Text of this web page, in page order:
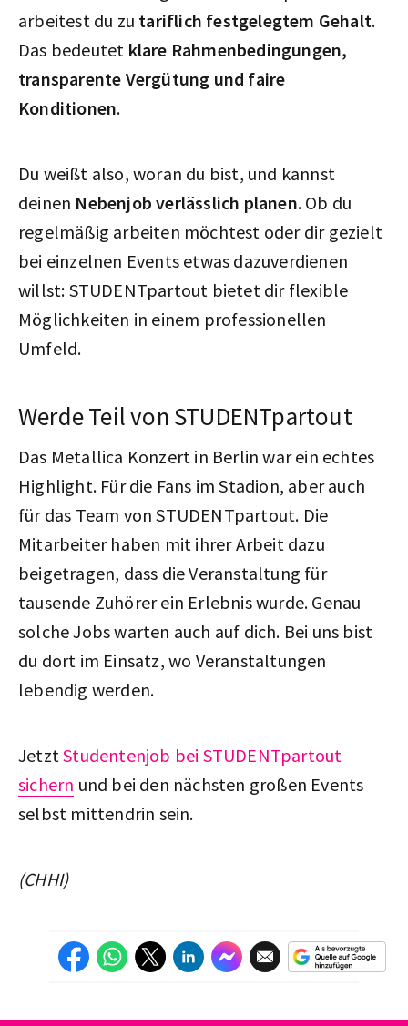
arbeitest du zu tariflich festgelegtem Gehalt.
Das bedeutet klare Rahmenbedingungen,
transparente Vergütung und faire
Konditionen.
Du weißt also, woran du bist, und kannst
deinen Nebenjob verlässlich planen. Ob du
regelmäßig arbeiten möchtest oder dir gezielt
bei einzelnen Events etwas dazuverdienen
willst: STUDENTpartout bietet dir flexible
Möglichkeiten in einem professionellen
Umfeld.
Werde Teil von STUDENTpartout
Das Metallica Konzert in Berlin war ein echtes
Highlight. Für die Fans im Stadion, aber auch
für das Team von STUDENTpartout. Die
Mitarbeiter haben mit ihrer Arbeit dazu
beigetragen, dass die Veranstaltung für
tausende Zuhörer ein Erlebnis wurde. Genau
solche Jobs warten auch auf dich. Bei uns bist
du dort im Einsatz, wo Veranstaltungen
lebendig werden.
JetztStudentenjob bei STUDENTpartout
sichern und bei den nächsten großen Events
selbst mittendrin sein.
(CHHI)